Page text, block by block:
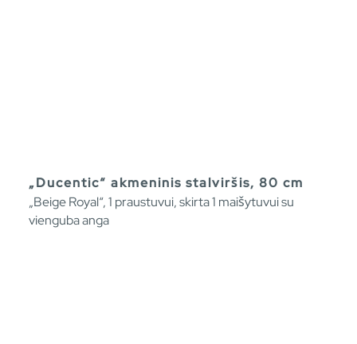
„Ducentic“ akmeninis stalviršis, 80 cm
„Beige Royal“, 1 praustuvui, skirta 1 maišytuvui su
vienguba anga